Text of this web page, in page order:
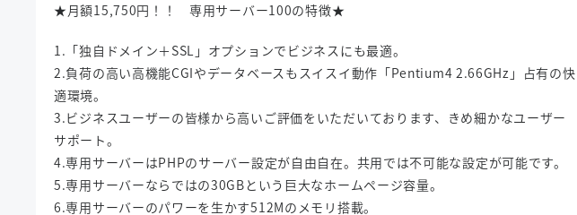
★月額15,750円！！ 専用サーバー100の特徴★
1.「独自ドメイン＋SSL」オプションでビジネスにも最適。
2.負荷の高い高機能CGIやデータベースもスイスイ動作「Pentium4 2.66GHz」占有の快
適環境。
3.ビジネスユーザーの皆様から高いご評価をいただいております、きめ細かなユーザー
サポート。
4.専用サーバーはPHPのサーバー設定が自由自在。共用では不可能な設定が可能です。
5.専用サーバーならではの30GBという巨大なホームページ容量。
6.専用サーバーのパワーを生かす512Mのメモリ搭載。